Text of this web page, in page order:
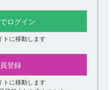
情報はありますか？
の投与について教えてくだ
注点滴用バッグ】 使用期限
でログイン
に移動します
登録
に移動します